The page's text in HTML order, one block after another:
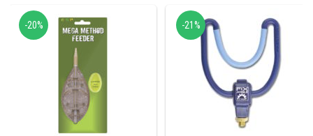
-20% -21%